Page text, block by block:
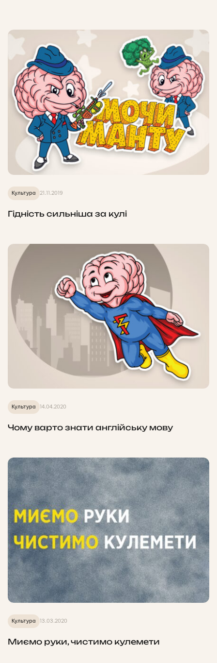
Культура 21.11.2019
Гідність сильніша за кулі
Культура 14.04.2020
Чому варто знати англійську мову
Культура 13.03.2020
Миємо руки, чистимо кулемети